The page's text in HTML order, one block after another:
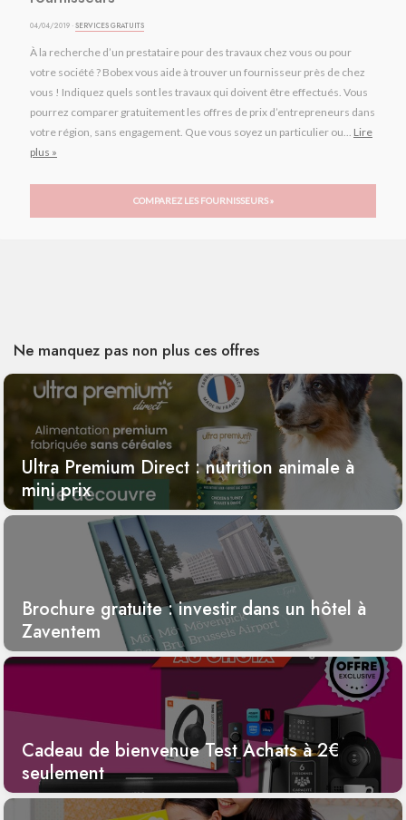
04/04/2019 ·SERVICES GRATUITS
À la recherche d’un prestataire pour des travaux chez vous ou pour
votre société ? Bobex vous aide à trouver un fournisseur près de chez
vous ! Indiquez quels sont les travaux qui doivent être effectués. Vous
pourrez comparer gratuitement les offres de prix d’entrepreneurs dans
votre région, sans engagement. Que vous soyez un particulier ou... Lire
plus »
COMPAREZ LES FOURNISSEURS »
Ne manquez pas non plus ces offres
Ultra Premium Direct : nutrition animale à
mini prix
Brochure gratuite : investir dans un hôtel à
Zaventem
Cadeau de bienvenue Test Achats à 2€
seulement